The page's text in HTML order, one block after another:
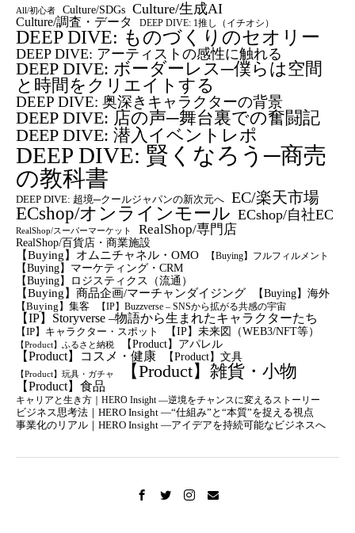
All/初心者 Culture/SDGs Culture/生成AI
Culture/調査・データ DEEP DIVE: 1推し（イチオシ）
DEEP DIVE: ものづくりのセオリー
DEEP DIVE: アーティストの感性に触れる
DEEP DIVE: ボーダーレス─僕らは空間
と時間をクリエイトする
DEEP DIVE: 奥深きキャラクターの背景
DEEP DIVE: 店の声─舞台裏での奮闘記
DEEP DIVE: 潜入イベントレポ
DEEP DIVE: 賢くなろう─商売
の教科書
DEEP DIVE: 超境─クールジャパンの新次元へ EC/楽天市場
ECshop/オンラインモール ECshop/自社EC
RealShop/スーパーマーケット RealShop/専門店
RealShop/百貨店・商業施設
【Buying】オムニチャネル・OMO
【Buying】フルフィルメント
【Buying】マーケティング・CRM
【buying】ロジスティクス（流通）
【Buying】商品企画/マーチャンダイジング 【Buying】海外
【Buying】集客 【IP】Buzzverse – SNSから拡がる共感の宇宙
【IP】Storyverse –物語から生まれたキャラクターたち
【IP】キャラクター・スポット 【IP】未来図（WEB3/NFT等）
【Product】ふるさと納税 【Product】アパレル
【Product】コスメ・健康 【Product】文具
【Product】玩具・ガチャ 【Product】雑貨・小物
【Product】食品
キャリアと生き方｜HERO Insight —逆境をチャンスに変えるストーリー
ビジネス思考法｜HERO Insight —“仕組み”と“本質”を捉える視点
事業化のリアル｜HERO Insight —アイデアを持続可能なビジネスへ